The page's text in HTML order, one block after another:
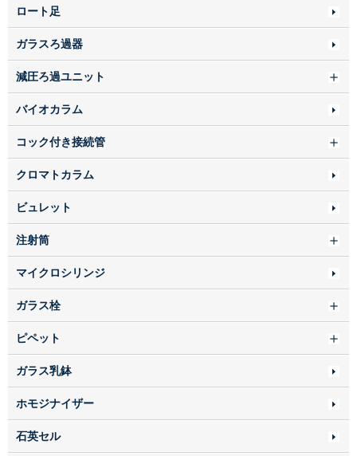
ロート足
ガラスろ過器
減圧ろ過ユニット
バイオカラム
コック付き接続管
クロマトカラム
ビュレット
注射筒
マイクロシリンジ
ガラス栓
ピペット
ガラス乳鉢
ホモジナイザー
石英セル